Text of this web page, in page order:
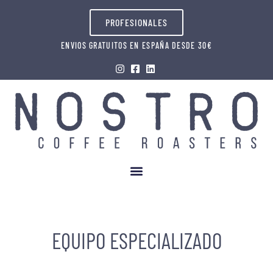
PROFESIONALES
ENVIOS GRATUITOS EN ESPAÑA DESDE 30€
EQUIPO ESPECIALIZADO